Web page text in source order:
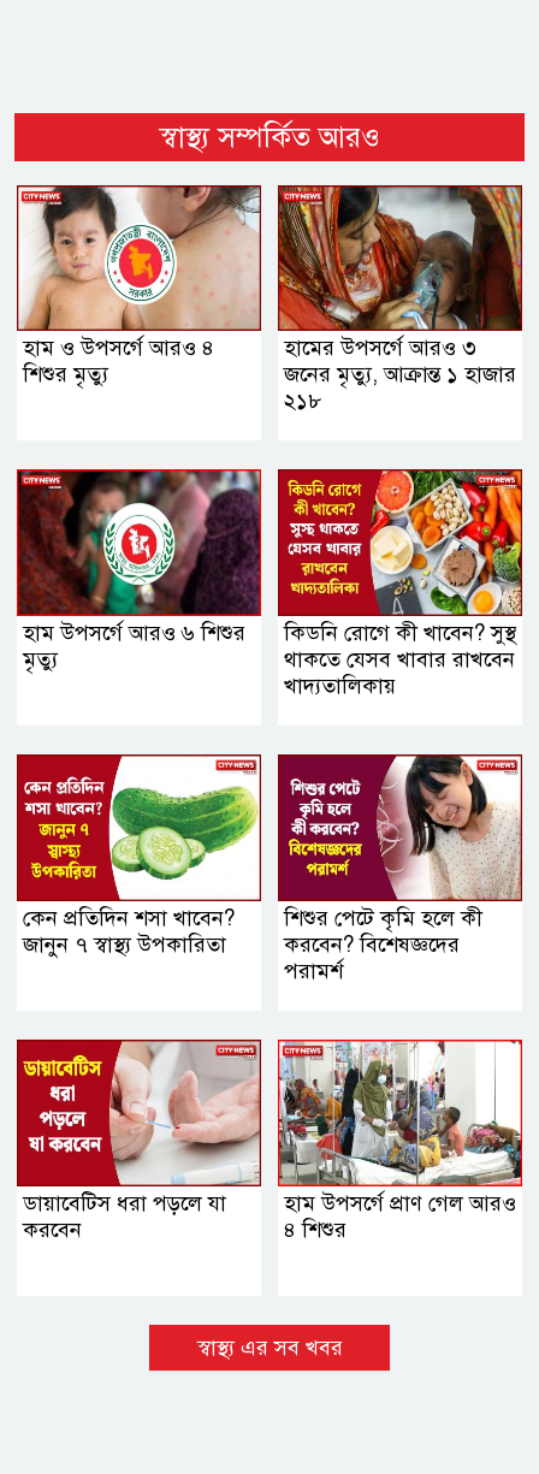
স্বাস্থ্য সম্পর্কিত আরও
হাম ও উপসর্গে আরও ৪
শিশুর মৃত্যু
হামের উপসর্গে আরও ৩
জনের মৃত্যু, আক্রান্ত ১ হাজার
২১৮
হাম উপসর্গে আরও ৬ শিশুর
মৃত্যু
কিডনি রোগে কী খাবেন? সুস্থ
থাকতে যেসব খাবার রাখবেন
খাদ্যতালিকায়
কেন প্রতিদিন শসা খাবেন?
জানুন ৭ স্বাস্থ্য উপকারিতা
শিশুর পেটে কৃমি হলে কী
করবেন? বিশেষজ্ঞদের
পরামর্শ
ডায়াবেটিস ধরা পড়লে যা
করবেন
হাম উপসর্গে প্রাণ গেল আরও
৪ শিশুর
স্বাস্থ্য এর সব খবর